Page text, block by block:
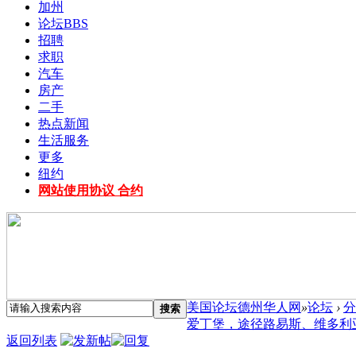
加州
论坛BBS
招聘
求职
汽车
房产
二手
热点新闻
生活服务
更多
纽约
网站使用协议 合约
搜索 美国论坛德州华人网 »论坛 ›
爱丁堡，途径路易斯、维多利
返回列表